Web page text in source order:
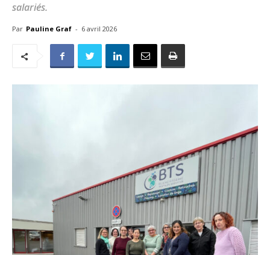
salariés.
Par Pauline Graf - 6 avril 2026